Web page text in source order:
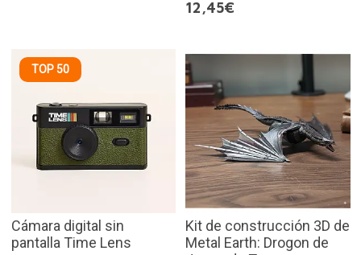
12,45€
TOP 50
Cámara digital sin
pantalla Time Lens
Kit de construcción 3D de
Metal Earth: Drogon de